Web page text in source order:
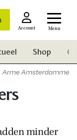
Account Menu
Shop
Arme Amsterdammers
minder